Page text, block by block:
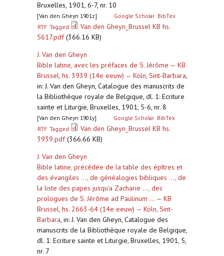
Bruxelles, 1901, 6-7, nr. 10
[Van den Gheyn 1901z] Google Scholar BibTex
RTF Tagged
Van den Gheyn_Brussel KB hs.
5617.pdf(366.16 KB)
J. Van den Gheyn
Bible latine, avec les préfaces de S. Jérôme — KB
Brussel, hs. 3939 (14e eeuw) — Köln, Sint-Barbara,
in: J. Van den Gheyn, Catalogue des manuscrits de
la Bibliothèque royale de Belgique, dl. 1: Ecriture
sainte et Liturgie, Bruxelles, 1901, 5-6, nr. 8
[Van den Gheyn 1901y] Google Scholar BibTex
RTF Tagged
Van den Gheyn_Brussel KB hs.
3939.pdf(366.66 KB)
J. Van den Gheyn
Bible latine, précédée de la table des épîtres et
des évangiles ..., de généalogies bibliques ..., de
la liste des papes jusqu'a Zacharie ..., des
prologues de S. Jérôme ad Paulinum ... — KB
Brussel, hs. 2663-64 (14e eeuw) — Köln, Sint-
Barbara, in: J. Van den Gheyn, Catalogue des
manuscrits de la Bibliothèque royale de Belgique,
dl. 1: Ecriture sainte et Liturgie, Bruxelles, 1901, 5,
nr. 7